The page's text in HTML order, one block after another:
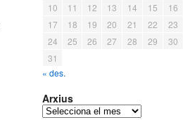
10
11 12 13 14 15
16
17
18 19 20 21 22
23
24
25 26 27 28 29
30
31
« des.
Arxius
Arxius